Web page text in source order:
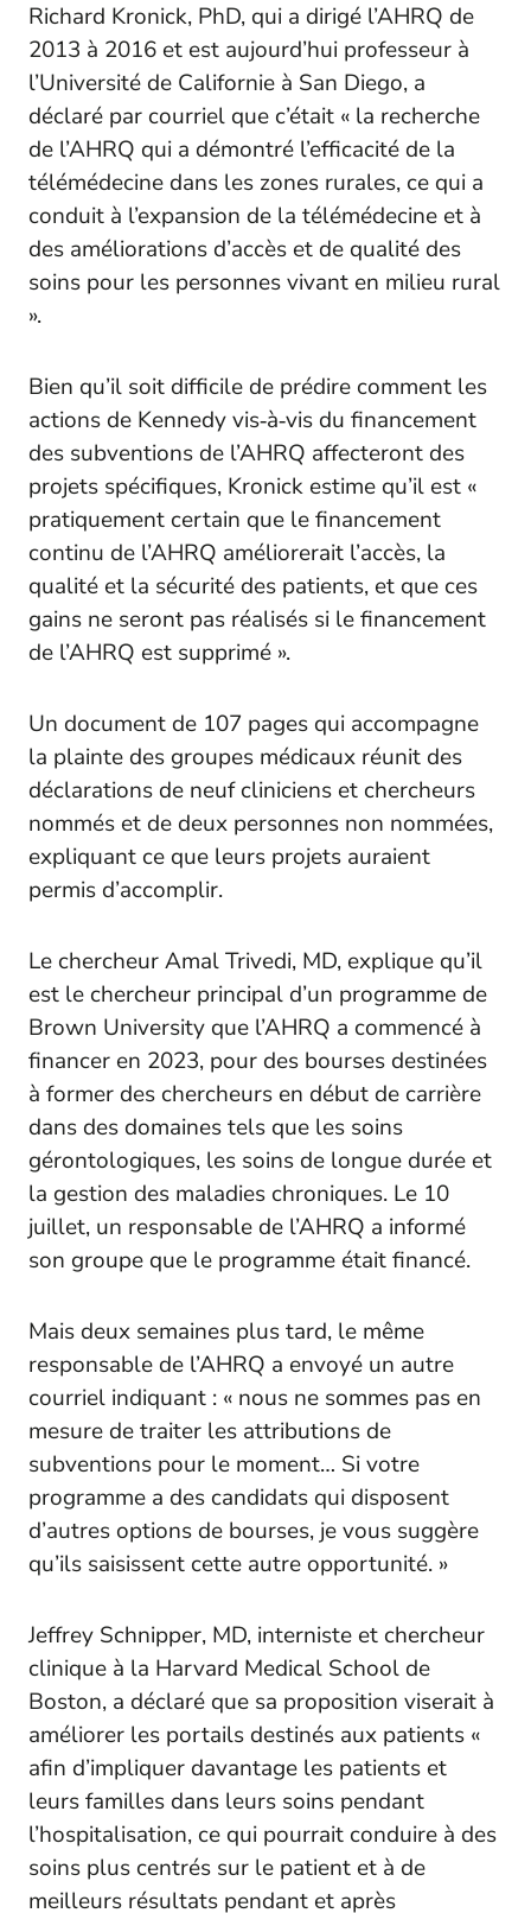
Richard Kronick, PhD, qui a dirigé l’AHRQ de
2013 à 2016 et est aujourd’hui professeur à
l’Université de Californie à San Diego, a
déclaré par courriel que c’était « la recherche
de l’AHRQ qui a démontré l’efficacité de la
télémédecine dans les zones rurales, ce qui a
conduit à l’expansion de la télémédecine et à
des améliorations d’accès et de qualité des
soins pour les personnes vivant en milieu rural
».
Bien qu’il soit difficile de prédire comment les
actions de Kennedy vis‑à‑vis du financement
des subventions de l’AHRQ affecteront des
projets spécifiques, Kronick estime qu’il est «
pratiquement certain que le financement
continu de l’AHRQ améliorerait l’accès, la
qualité et la sécurité des patients, et que ces
gains ne seront pas réalisés si le financement
de l’AHRQ est supprimé ».
Un document de 107 pages qui accompagne
la plainte des groupes médicaux réunit des
déclarations de neuf cliniciens et chercheurs
nommés et de deux personnes non nommées,
expliquant ce que leurs projets auraient
permis d’accomplir.
Le chercheur Amal Trivedi, MD, explique qu’il
est le chercheur principal d’un programme de
Brown University que l’AHRQ a commencé à
financer en 2023, pour des bourses destinées
à former des chercheurs en début de carrière
dans des domaines tels que les soins
gérontologiques, les soins de longue durée et
la gestion des maladies chroniques. Le 10
juillet, un responsable de l’AHRQ a informé
son groupe que le programme était financé.
Mais deux semaines plus tard, le même
responsable de l’AHRQ a envoyé un autre
courriel indiquant : « nous ne sommes pas en
mesure de traiter les attributions de
subventions pour le moment… Si votre
programme a des candidats qui disposent
d’autres options de bourses, je vous suggère
qu’ils saisissent cette autre opportunité. »
Jeffrey Schnipper, MD, interniste et chercheur
clinique à la Harvard Medical School de
Boston, a déclaré que sa proposition viserait à
améliorer les portails destinés aux patients «
afin d’impliquer davantage les patients et
leurs familles dans leurs soins pendant
l’hospitalisation, ce qui pourrait conduire à des
soins plus centrés sur le patient et à de
meilleurs résultats pendant et après